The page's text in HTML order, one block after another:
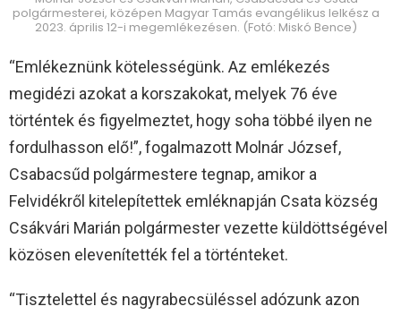
polgármesterei, középen Magyar Tamás evangélikus lelkész a
2023. április 12-i megemlékezésen. (Fotó: Miskó Bence)
“Emlékeznünk kötelességünk. Az emlékezés
megidézi azokat a korszakokat, melyek 76 éve
történtek és figyelmeztet, hogy soha többé ilyen ne
fordulhasson elő!”, fogalmazott Molnár József,
Csabacsűd polgármestere tegnap, amikor a
Felvidékről kitelepítettek emléknapján Csata község
Csákvári Marián polgármester vezette küldöttségével
közösen elevenítették fel a történteket.
“Tisztelettel és nagyrabecsüléssel adózunk azon